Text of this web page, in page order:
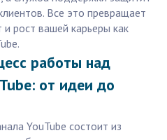
Все это превращает
рост вашей карьеры как
работы над
от идеи до
YouTube состоит из